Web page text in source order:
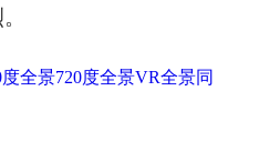
全景720度全景VR全景同